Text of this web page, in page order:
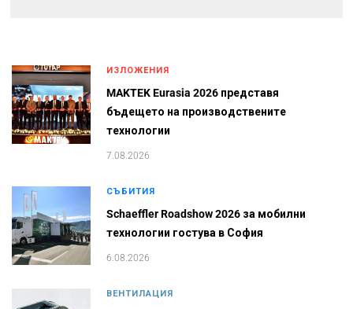
ИЗЛОЖЕНИЯ
MAKTEK Eurasia 2026 представя
бъдещето на производствените
технологии
7.08.2026
СЪБИТИЯ
Schaeffler Roadshow 2026 за мобилни
технологии гостува в София
6.08.2026
ВЕНТИЛАЦИЯ